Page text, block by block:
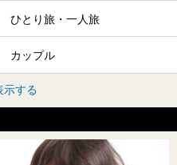
ひとり旅・一人旅
カップル
示する